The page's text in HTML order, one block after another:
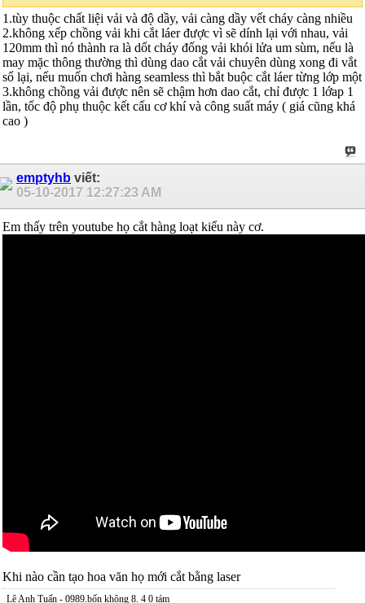
1.tùy thuộc chất liệi vải và độ dầy, vải càng dầy vết cháy càng nhiều
2.không xếp chồng vải khi cắt láer được vì sẽ dính lại với nhau, vải
120mm thì nó thành ra là dốt cháy đống vải khói lửa um sùm, nếu là
may mặc thông thường thì dùng dao cắt vải chuyên dùng xong đi vắt
sổ lại, nếu muốn chơi hàng seamless thì bắt buộc cắt láer từng lớp một
3.không chồng vải được nên sẽ chậm hơn dao cắt, chỉ được 1 lớap 1
lần, tốc độ phụ thuộc kết cấu cơ khí và công suất máy ( giá cũng khá
cao )
emptyhb viết:
05-10-2017 12:27:23 AM
Em thấy trên youtube họ cắt hàng loạt kiểu này cơ.
Khi nào cần tạo hoa văn họ mới cắt bằng laser
Lê Anh Tuấn - 0989.bốn không 8. 4 0 tám